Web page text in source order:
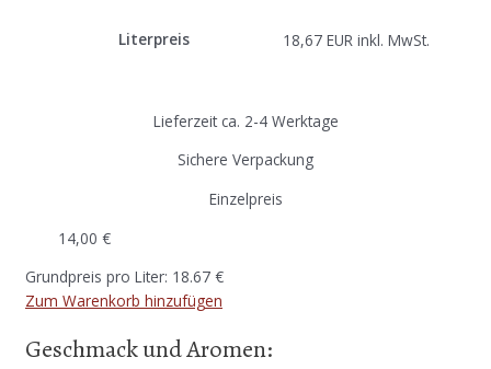
Literpreis 18,67 EUR inkl. MwSt.
Lieferzeit ca. 2-4 Werktage
Sichere Verpackung
Einzelpreis
14,00 €
Grundpreis pro Liter: 18.67 €
Zum Warenkorb hinzufügen
Geschmack und Aromen: